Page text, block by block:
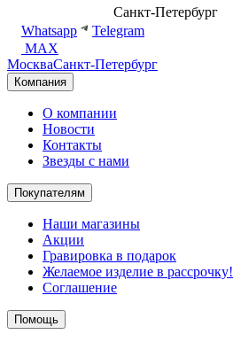
Санкт-Петербург
Whatsapp
Telegram
MAX
МоскваСанкт-Петербург
Компания
О компании
Новости
Контакты
Звезды с нами
Покупателям
Наши магазины
Акции
Гравировка в подарок
Желаемое изделие в рассрочку!
Соглашение
Помощь